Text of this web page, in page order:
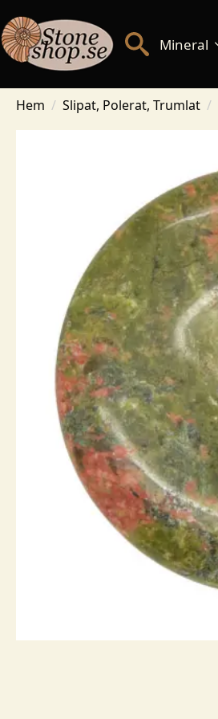
Mineral
Hem Slipat, Polerat, Trumlat